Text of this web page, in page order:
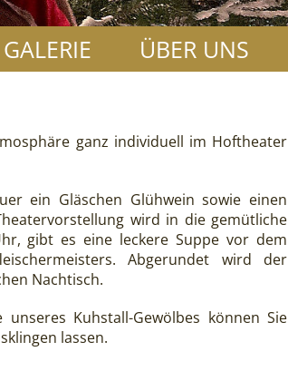
GALERIE ÜBER UNS
ganz individuell im Hoftheater
ein Gläschen Glühwein sowie einen
wird in die gemütliche
gibt es eine leckere Suppe vor dem
Abgerundet wird der
Nachtisch.
Kuhstall-Gewölbes können Sie
lassen.